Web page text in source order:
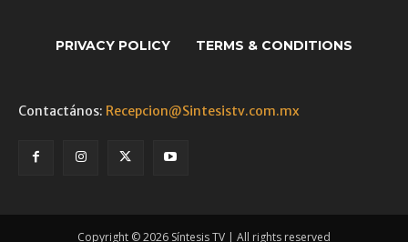
PRIVACY POLICY TERMS & CONDITIONS
Contactános: Recepcion@Sintesistv.com.mx
Copyright © 2026 Síntesis TV | All rights reserved